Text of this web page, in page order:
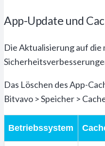
App-Update und
Die Aktualisierung auf
Das Löschen des App-
Bitvavo > Speicher >
Betriebssystem